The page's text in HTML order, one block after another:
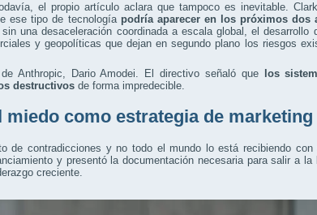
el propio artículo aclara que tampoco es inevitable.
ese tipo de tecnología podría aparecer en los próximos dos
una desaceleración coordinada a escala global, el desarrollo
y geopolíticas que dejan en segundo plano los riesgos
Anthropic, Dario Amodei. El directivo señaló que
los
destructivos de forma impredecible.
como estrategia de marketing
de contradicciones y no todo el mundo lo está recibiendo
y presentó la documentación necesaria para salir a la
creciente.